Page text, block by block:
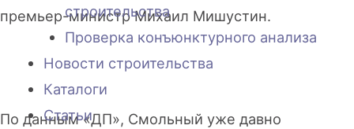
строительства
Проверка конъюнктурного анализа
Новости строительства
Каталоги
Статьи
премьер-министр Михаил Мишустин.
По данным «ДП», Смольный уже давно